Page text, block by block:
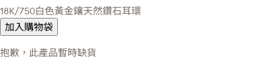
18K/750白色黃金鑲天然鑽石耳環
加入購物袋
抱歉，此產品暫時缺貨